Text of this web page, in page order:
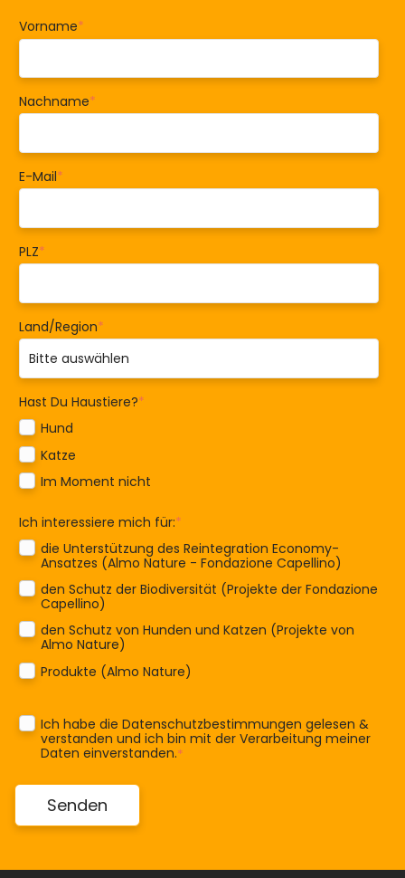
Vorname*
Nachname*
E-Mail*
PLZ*
Land/Region*
Hast Du Haustiere?*
Hund
Katze
Im Moment nicht
Ich interessiere mich für:*
die Unterstützung des Reintegration Economy-
Ansatzes (Almo Nature - Fondazione Capellino)
den Schutz der Biodiversität (Projekte der Fondazione
Capellino)
den Schutz von Hunden und Katzen (Projekte von
Almo Nature)
Produkte (Almo Nature)
Ich habe die Datenschutzbestimmungen gelesen &
verstanden und ich bin mit der Verarbeitung meiner
Daten einverstanden.*